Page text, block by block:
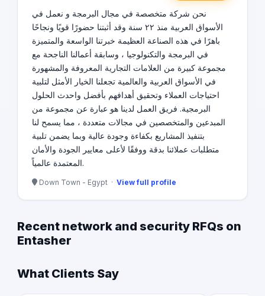
نحن شركة متخصصة في مجال البرمجة و نعمل في
الأسواق العربية منذ ٢٢ سنة وقد أثبتنا حضورًا قويًا ونجاحًا
باهرًا في هذه الصناعة العظيمة خبرتنا الواسعة والمتميزة
في البرمجة والتكنولوجيا ، وسابقة أعمالنا الناجحة مع
مجموعة كبيرة من العلامات التجارية المعروفة والمشهورة
في الأسواق العربية والعالمية تجعلنا الخيار الأمثل لتلبية
احتياجات العملاء وتحقيق أهدافهم بأفضل واحدث الحلول
البرمجية. فريق العمل لدينا هو عبارة عن مجموعة من
المبدعين والمتخصصين في مجالات متعددة ، مما يسمح لنا
بتنفيذ المشاريع بكفاءة وجودة عالية وبما يضمن تلبية
متطلبات عملائنا بدقة ووفقًا لأعلى معايير الجودة والأمان
المعتمدة عالمياً.
Down Town - Egypt · View full profile
Recent network and security RFQs on
Entasher
What Clients Say